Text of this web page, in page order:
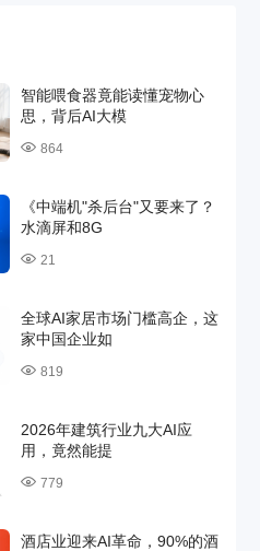
智能喂食器竟能读懂宠物心
思，背后AI大模
864
《中端机"杀后台"又要来了？
水滴屏和8G
21
全球AI家居市场门槛高企，这
家中国企业如
819
2026年建筑行业九大AI应
用，竟然能提
779
酒店业迎来AI革命，90%的酒